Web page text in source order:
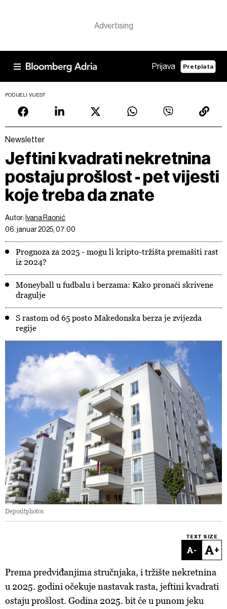
Prijava Pretplata
PODIJELI VIJEST
Newsletter
Jeftini kvadrati nekretnina
postaju prošlost - pet vijesti
koje treba da znate
Autor: Ivana Raonić
06. januar 2025, 07:00
Prognoza za 2025 - mogu li kripto-tržišta premašiti rast
iz 2024?
Moneyball u fudbalu i berzama: Kako pronaći skrivene
dragulje
S rastom od 65 posto Makedonska berza je zvijezda
regije
Depositphotos
TEXT SIZE
- +
Prema predviđanjima stručnjaka, i tržište nekretnina
u 2025. godini očekuje nastavak rasta, jeftini kvadrati
ostaju prošlost. Godina 2025. bit će u punom jeku